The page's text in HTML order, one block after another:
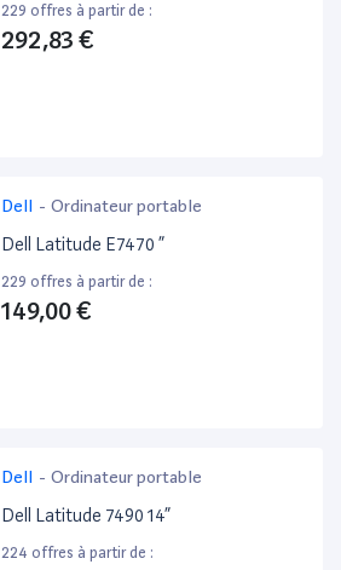
229 offres à partir de :
292,83 €
Dell - Ordinateur portable
Dell Latitude E7470 ”
229 offres à partir de :
149,00 €
Dell - Ordinateur portable
Dell Latitude 7490 14”
224 offres à partir de :